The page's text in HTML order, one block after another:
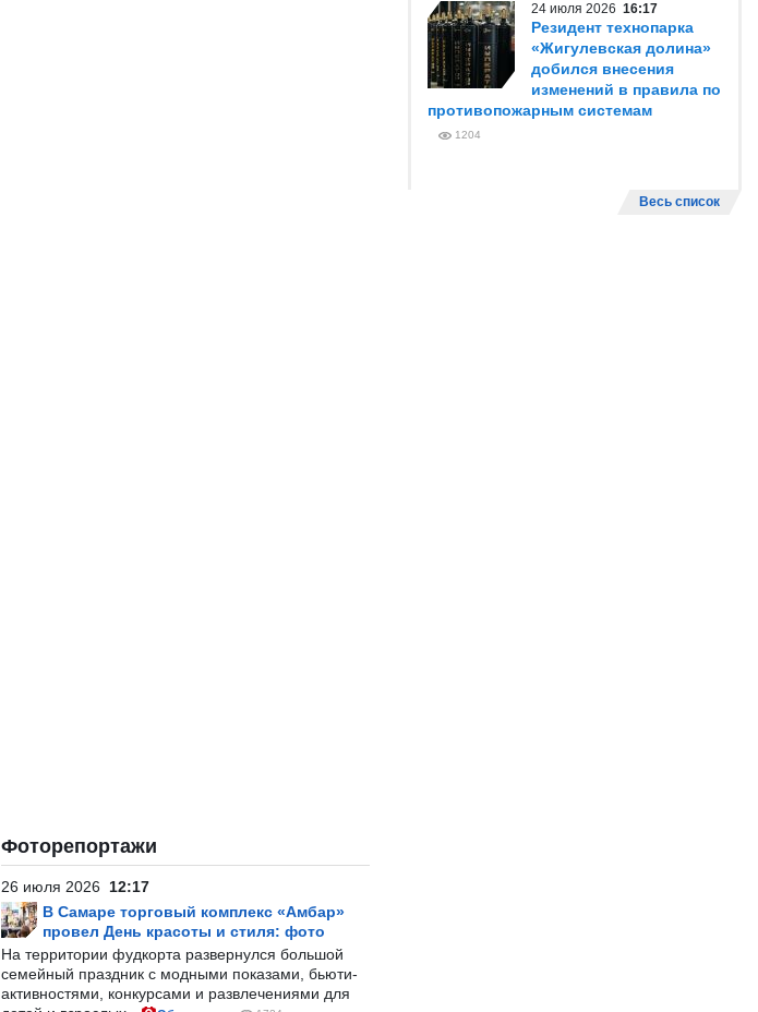
Фоторепортажи
26 июля 2026 12:17
В Самаре торговый комплекс «Амбар»
провел День красоты и стиля: фото
На территории фудкорта развернулся большой
семейный праздник с модными показами, бьюти-
активностями, конкурсами и развлечениями для
24 июля 2026 16:17
Резидент технопарка
«Жигулевская долина»
добился внесения
изменений в правила по
противопожарным системам
1204
Весь список